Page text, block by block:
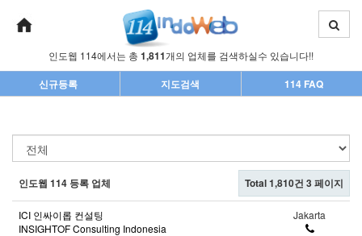
인도웹 114에서는 총 1,811개의 업체를 검색하실수 있습니다!!
신규등록 지도검색 114 FAQ
인도웹 114 등록 업체 Total 1,810건 3 페이지
ICI 인싸이롭 컨설팅
INSIGHTOF Consulting Indonesia
Jakarta